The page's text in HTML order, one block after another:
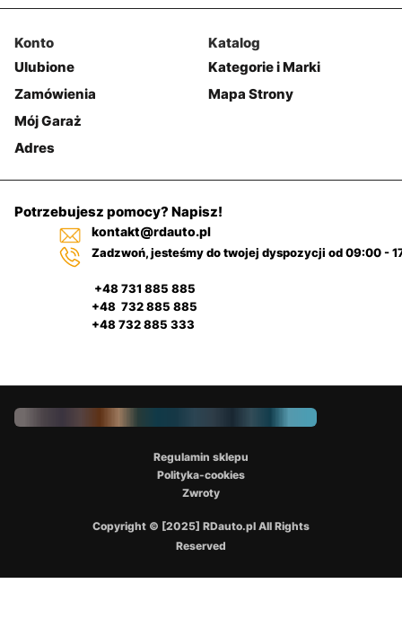
Konto
Ulubione
Zamówienia
Mój Garaż
Adres
Katalog
Kategorie i Marki
Mapa Strony
Potrzebujesz pomocy? Napisz!
kontakt@rdauto.pl
Zadzwoń, jesteśmy do twojej dyspozycji od 09:00 -
+48 731 885 885
+48 732 885 885
+48 732 885 333
Copyright © [2025] RDauto.pl All Rights
Reserved
Regulamin sklepu
Polityka-cookies
Zwroty